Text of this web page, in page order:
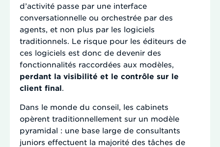
d’activité passe par une interface
conversationnelle ou orchestrée par des
agents, et non plus par les logiciels
traditionnels. Le risque pour les éditeurs de
ces logiciels est donc de devenir des
fonctionnalités raccordées aux modèles,
perdant la visibilité et le contrôle sur le
client final
Dans le monde du conseil, les cabinets
opèrent traditionnellement sur un modèle
pyramidal : une base large de consultants
juniors effectuent la majorité des tâches de